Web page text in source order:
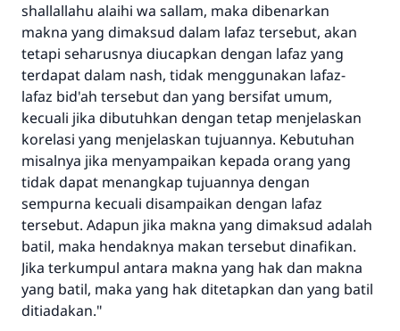
shallallahu alaihi wa sallam, maka dibenarkan
makna yang dimaksud dalam lafaz tersebut, akan
tetapi seharusnya diucapkan dengan lafaz yang
terdapat dalam nash, tidak menggunakan lafaz-
lafaz bid'ah tersebut dan yang bersifat umum,
kecuali jika dibutuhkan dengan tetap menjelaskan
korelasi yang menjelaskan tujuannya. Kebutuhan
misalnya jika menyampaikan kepada orang yang
tidak dapat menangkap tujuannya dengan
sempurna kecuali disampaikan dengan lafaz
tersebut. Adapun jika makna yang dimaksud adalah
batil, maka hendaknya makan tersebut dinafikan.
Jika terkumpul antara makna yang hak dan makna
yang batil, maka yang hak ditetapkan dan yang batil
ditiadakan."